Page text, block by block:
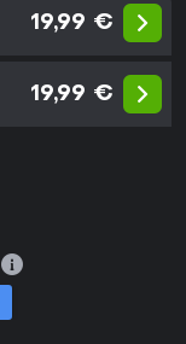
19,99 €
19,99 €